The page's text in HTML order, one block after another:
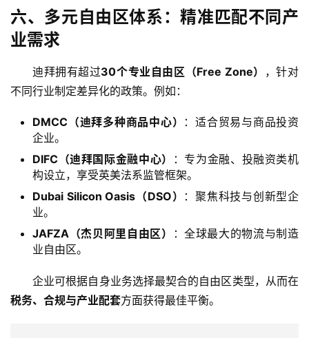
主
讯
六、多元自由区体系：精准匹配不同产
业需求
迪拜拥有超过30个专业自由区（Free Zone）
，针对
不同行业制定差异化的政策。例如：
DMCC（迪拜多种商品中心）
：适合贸易与商品投资
企业。
DIFC（迪拜国际金融中心）
：专为金融、投融资类机
构设立，享受英美法系监管框架。
Dubai Silicon Oasis（DSO）
：聚焦科技与创新型企
业。
JAFZA（杰贝阿里自由区）
：全球最大的物流与制造
业自由区。
企业可根据自身业务选择最契合的自由区类型，从而在
税务、合规与产业配套方面获得最佳平衡。